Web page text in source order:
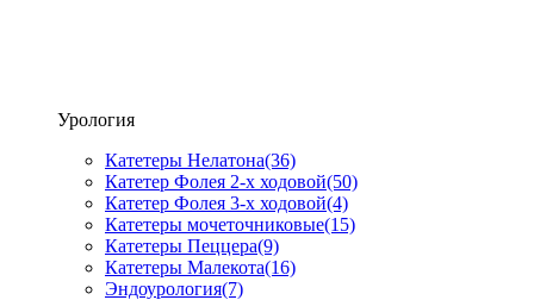
Урология
Катетеры Нелатона(36)
Катетер Фолея 2-х ходовой(50)
Катетер Фолея 3-х ходовой(4)
Катетеры мочеточниковые(15)
Катетеры Пеццера(9)
Катетеры Малекота(16)
Эндоурология(7)